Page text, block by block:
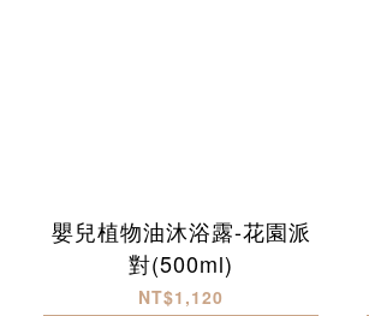
嬰兒植物油沐浴露-花園派
對(500ml)
NT$1,120